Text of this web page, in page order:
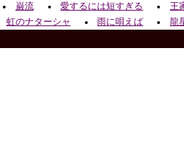
巌流 愛するには短すぎる
王
虹のナターシャ 雨に唄えば 龍